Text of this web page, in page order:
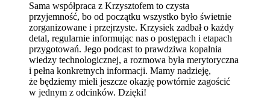
Sama współpraca z Krzysztofem to czysta
przyjemność, bo od początku wszystko było świetnie
zorganizowane i przejrzyste. Krzysiek zadbał o każdy
detal, regularnie informując nas o postępach i etapach
przygotowań. Jego podcast to prawdziwa kopalnia
wiedzy technologicznej, a rozmowa była merytoryczna
i pełna konkretnych informacji. Mamy nadzieję,
że będziemy mieli jeszcze okazję powtórnie zagościć
w jednym z odcinków. Dzięki!